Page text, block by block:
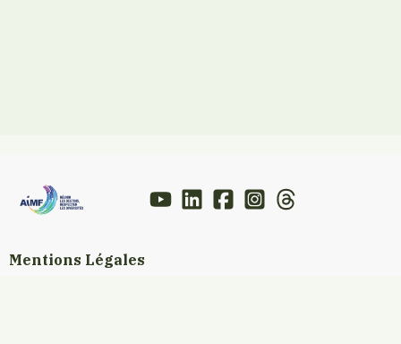
Mentions Légales